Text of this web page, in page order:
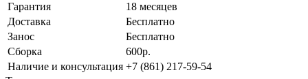
Гарантия
18 месяцев
Доставка
Бесплатно
Занос
Бесплатно
Сборка
600р.
Наличие и консультация +7 (861) 217-59-54